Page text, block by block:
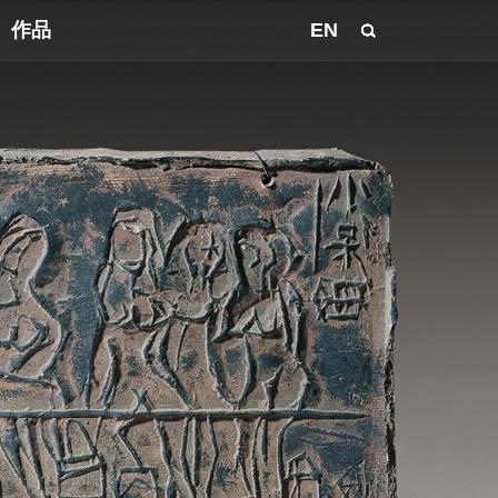
作品 EN